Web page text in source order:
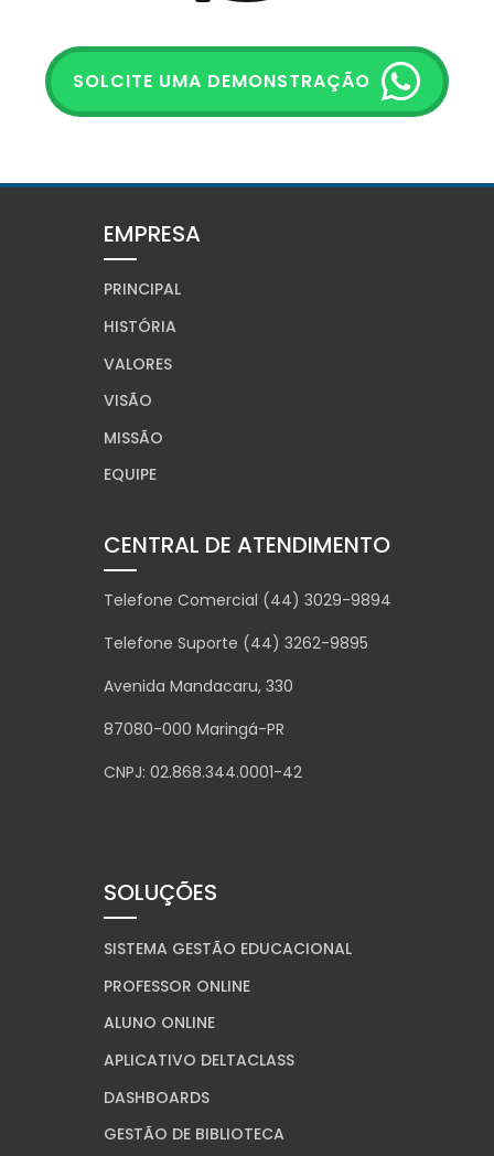
SOLCITE UMA DEMONSTRAÇÃO
EMPRESA
PRINCIPAL
HISTÓRIA
VALORES
VISÃO
MISSÃO
EQUIPE
CENTRAL DE ATENDIMENTO
Telefone Comercial (44) 3029-9894
Telefone Suporte (44) 3262-9895
Avenida Mandacaru, 330
87080-000 Maringá-PR
CNPJ: 02.868.344.0001-42
SOLUÇÕES
SISTEMA GESTÃO EDUCACIONAL
PROFESSOR ONLINE
ALUNO ONLINE
APLICATIVO DELTACLASS
DASHBOARDS
GESTÃO DE BIBLIOTECA